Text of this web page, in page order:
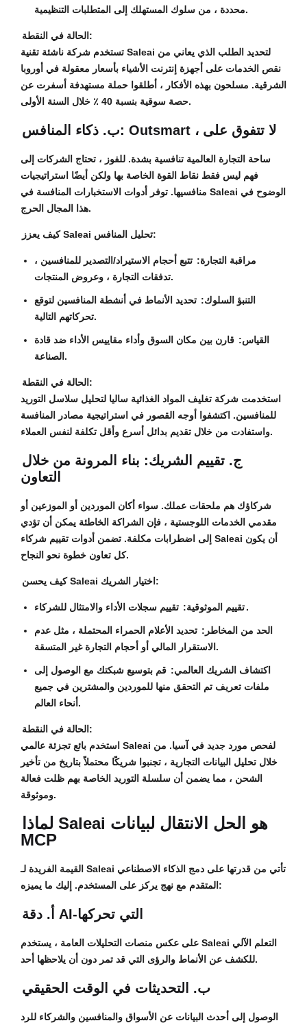
محددة ، من سلوك المستهلك إلى المتطلبات التنظيمية.
الحالة في النقطة:
تستخدم شركة ناشئة تقنية Saleai لتحديد الطلب الذي يعاني من
نقص الخدمات على أجهزة إنترنت الأشياء بأسعار معقولة في أوروبا
الشرقية. مسلحون بهذه الأفكار ، أطلقوا حملة مستهدفة أسفرت عن
حصة سوقية بنسبة 40 ٪ خلال السنة الأولى.
ب. ذكاء المنافس: Outsmart ، لا تتفوق على
ساحة التجارة العالمية تنافسية بشدة. للفوز ، تحتاج الشركات إلى
فهم ليس فقط نقاط القوة الخاصة بها ولكن أيضًا استراتيجيات
منافسيها. توفر أدوات الاستخبارات المنافسة في Saleai الوضوح في
هذا المجال الحرج.
كيف يعزز Saleai تحليل المنافس:
مراقبة التجارة: تتبع أحجام الاستيراد/التصدير للمنافسين ،
تدفقات التجارة ، وعروض المنتجات.
التنبؤ السلوك: تحديد الأنماط في أنشطة المنافسين لتوقع
تحركاتهم التالية.
القياس: قارن بين مكان السوق وأداء مقاييس الأداء ضد قادة
الصناعة.
الحالة في النقطة:
استخدمت شركة تغليف المواد الغذائية ساليا لتحليل سلاسل التوريد
للمنافسين. اكتشفوا أوجه القصور في استراتيجية مصادر المنافسة
واستفادت من خلال تقديم بدائل أسرع وأقل تكلفة لنفس العملاء.
ج. تقييم الشريك: بناء المرونة من خلال
التعاون
شركاؤك هم ملحقات عملك. سواء أكان الموردين أو الموزعين أو
مقدمي الخدمات اللوجستية ، فإن الشراكة الخاطئة يمكن أن تؤدي
إلى اضطرابات مكلفة. تضمن أدوات تقييم شركاء Saleai أن يكون
كل تعاون خطوة نحو النجاح.
كيف يحسن Saleai اختيار الشريك:
تقييم الموثوقية:تقييم سجلات الأداء والامتثال للشركاء.
الحد من المخاطر: تحديد الأعلام الحمراء المحتملة ، مثل عدم
الاستقرار المالي أو أحجام التجارة غير المتسقة.
اكتشاف الشريك العالمي: قم بتوسيع شبكتك مع الوصول إلى
ملفات تعريف تم التحقق منها للموردين والمشترين في جميع
أنحاء العالم.
الحالة في النقطة:
استخدم بائع تجزئة عالمي Saleai لفحص مورد جديد في آسيا. من
خلال تحليل البيانات التجارية ، تجنبوا شريكًا محتملاً بتاريخ من تأخير
الشحن ، مما يضمن أن سلسلة التوريد الخاصة بهم ظلت فعالة
وموثوقة.
لماذا Saleai هو الحل الانتقال لبيانات
MCP
القيمة الفريدة لـ Saleai تأتي من قدرتها على دمج الذكاء الاصطناعي
المتقدم مع نهج يركز على المستخدم. إليك ما يميزه:
أ. دقة AI-التي تحركها
على عكس منصات التحليلات العامة ، يستخدم Saleai التعلم الآلي
للكشف عن الأنماط والرؤى التي قد تمر دون أن يلاحظها أحد.
ب. التحديثات في الوقت الحقيقي
الوصول إلى أحدث البيانات عن الأسواق والمنافسين والشركاء للرد